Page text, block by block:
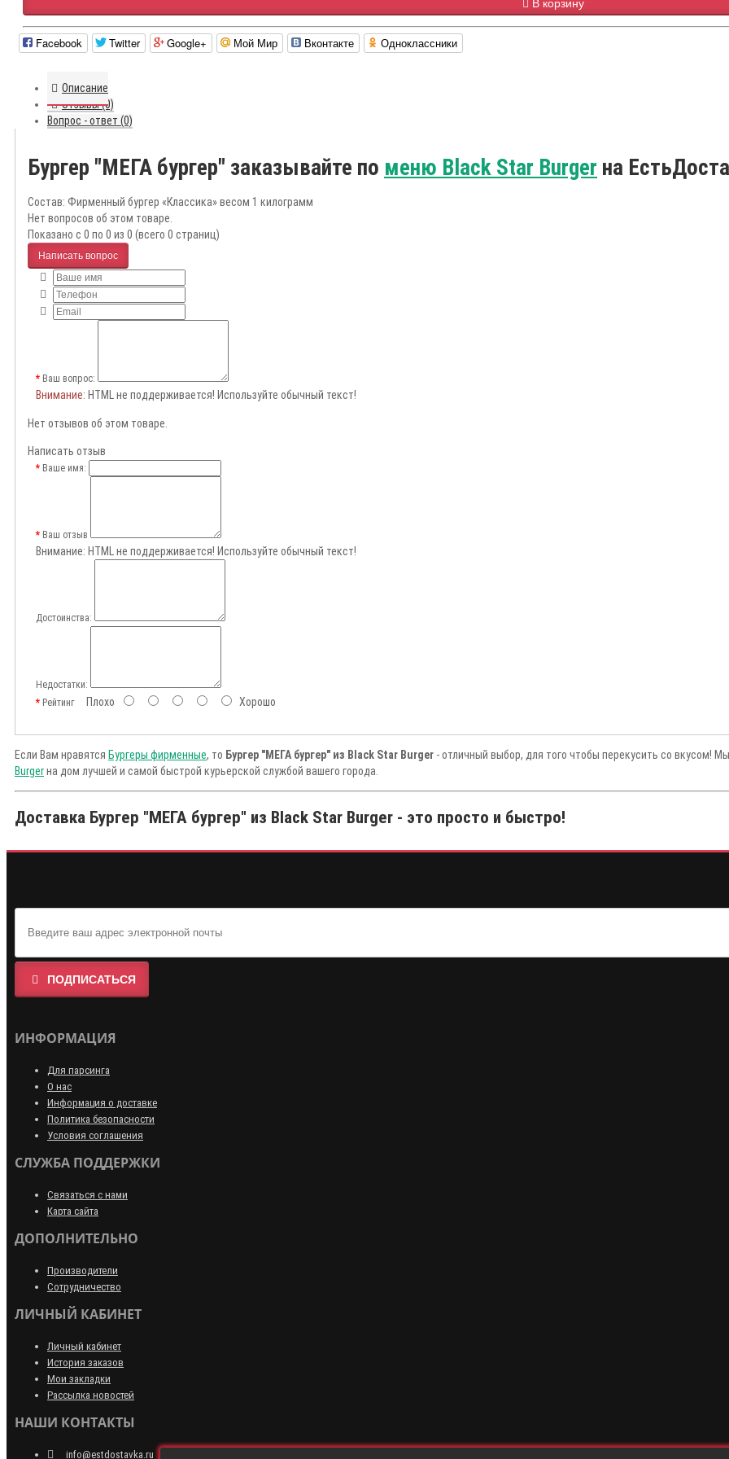
В корзину
Facebook Twitter Google+ Мой Мир Вконтакте Одноклассники
Описание
Отзывы (0)
Вопрос - ответ (0)
Бургер "МЕГА бургер" заказывайте по меню Black Star Burger на
Состав: Фирменный бургер «Классика» весом 1 килограмм
Нет вопросов об этом товаре.
Показано с 0 по 0 из 0 (всего 0 страниц)
Написать вопрос
Ваш вопрос:
Внимание: HTML не поддерживается! Используйте обычный текст!
Нет отзывов об этом товаре.
Написать отзыв
Ваше имя:
Ваш отзыв
Внимание: HTML не поддерживается! Используйте обычный текст!
Достоинства:
Недостатки:
РейтингПлохо Хорошо
Если Вам нравятся Бургеры фирменные, то Бургер "МЕГА бургер" из Black Star Burger - отличный выбор, для того чтобы перекусить со вкусом!
Burgerна дом лучшей и самой быстрой курьерской службой вашего города.
Доставка Бургер "МЕГА бургер" из Black Star Burger - это просто и быстро!
ПОДПИСАТЬСЯ
ИНФОРМАЦИЯ
Для парсинга
О нас
Информация о доставке
Политика безопасности
Условия соглашения
СЛУЖБА ПОДДЕРЖКИ
Связаться с нами
Карта сайта
ДОПОЛНИТЕЛЬНО
Производители
Сотрудничество
ЛИЧНЫЙ КАБИНЕТ
Личный кабинет
История заказов
Мои закладки
Рассылка новостей
НАШИ КОНТАКТЫ
info@estdostavka.ru